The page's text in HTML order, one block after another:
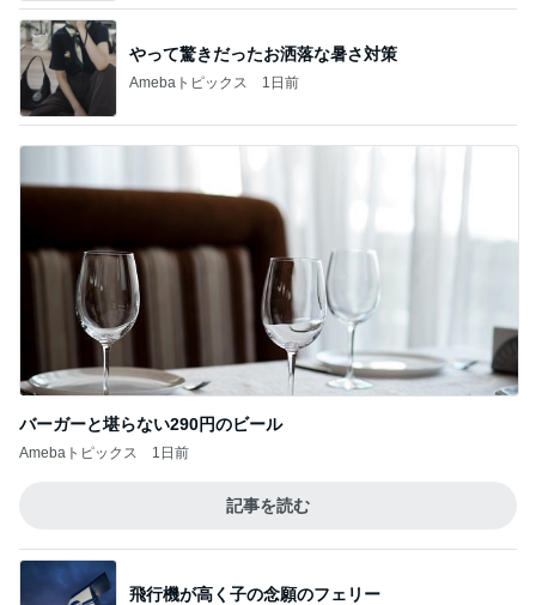
やって驚きだったお洒落な暑さ対策
Amebaトピックス 1日前
バーガーと堪らない290円のビール
Amebaトピックス 1日前
記事を読む
飛行機が高く子の念願のフェリー